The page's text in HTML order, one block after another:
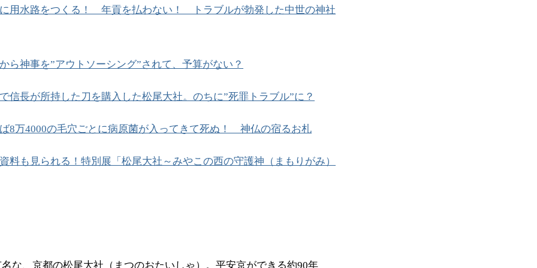
用水路をつくる！ 年貢を払わない！ トラブルが勃発した中世の神社
ら神事を”アウトソーシング”されて、予算がない？
信長が所持した刀を購入した松尾大社。のちに”死罪トラブル”に？
8万4000の毛穴ごとに病原菌が入ってきて死ぬ！ 神仏の宿るお札
料も見られる！特別展「松尾大社～みやこの西の守護神（まもりがみ）
な、京都の松尾大社（まつのおたいしゃ）。平安京ができる約90年